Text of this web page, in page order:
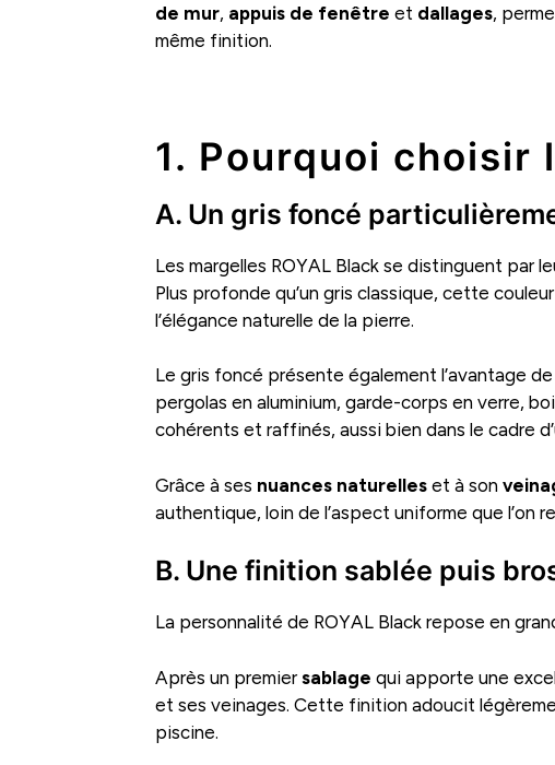
de mur, appuis de fenêtre et dallages,
même finition.
1. Pourquoi choisir
A. Un gris foncé
Les margelles ROYAL Black se distinguent par
Plus profonde qu’un gris classique, cette
l’élégance naturelle de la pierre.
Le gris foncé présente également l’avantage
pergolas en aluminium, garde-corps en verre,
cohérents et raffinés, aussi bien dans le cadre
Grâce à ses nuances naturelles et à son
authentique, loin de l’aspect uniforme que l’on
B. Une finition sablée puis
La personnalité de ROYAL Black repose en
Après un premiersablage qui apporte une
et ses veinages. Cette finition adoucit
piscine.